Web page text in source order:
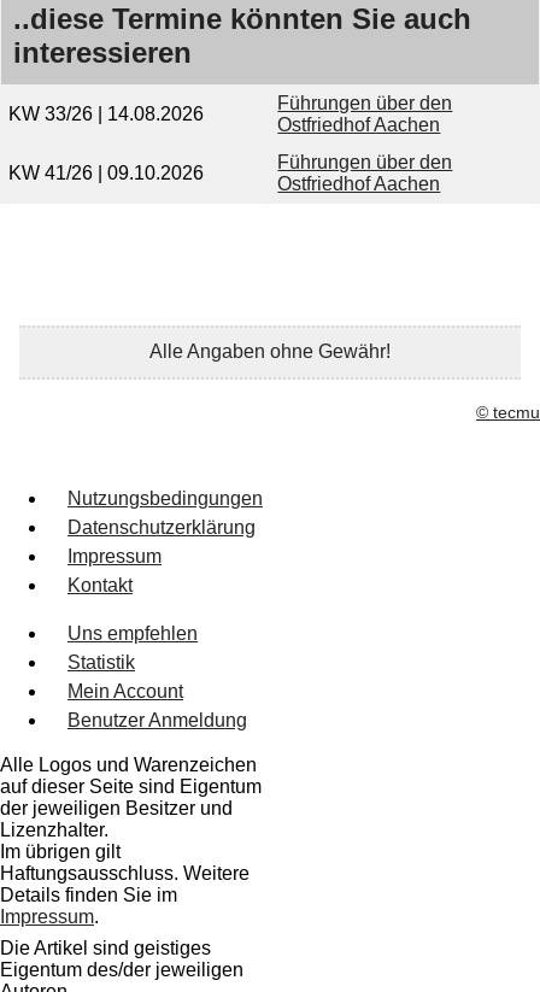
..diese Termine könnten Sie auch
interessieren
KW 33/26 | 14.08.2026
Führungen über den
Ostfriedhof Aachen
KW 41/26 | 09.10.2026
Führungen über den
Ostfriedhof Aachen
Alle Angaben ohne Gewähr!
© tecmu
Nutzungsbedingungen
Datenschutzerklärung
Impressum
Kontakt
Uns empfehlen
Statistik
Mein Account
Benutzer Anmeldung
Alle Logos und Warenzeichen
auf dieser Seite sind Eigentum
der jeweiligen Besitzer und
Lizenzhalter.
Im übrigen gilt
Haftungsausschluss. Weitere
Details finden Sie im
Impressum.
Die Artikel sind geistiges
Eigentum des/der jeweiligen